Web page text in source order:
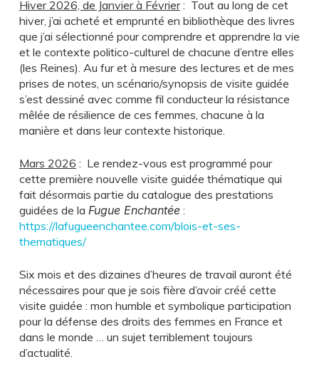
Hiver 2026, de Janvier à Février: Tout au long de cet
hiver, j’ai acheté et emprunté en bibliothèque des livres
que j’ai sélectionné pour comprendre et apprendre la vie
et le contexte politico-culturel de chacune d’entre elles
(les Reines). Au fur et à mesure des lectures et de mes
prises de notes, un scénario/synopsis de visite guidée
s’est dessiné avec comme fil conducteur la résistance
mêlée de résilience de ces femmes, chacune à la
manière et dans leur contexte historique.
Mars 2026 : Le rendez-vous est programmé pour
cette première nouvelle visite guidée thématique qui
fait désormais partie du catalogue des prestations
guidées de la Fugue Enchantée:
https://lafugueenchantee.com/blois-et-ses-
thematiques/
Six mois et des dizaines d’heures de travail auront été
nécessaires pour que je sois fière d’avoir créé cette
visite guidée : mon humble et symbolique participation
pour la défense des droits des femmes en France et
dans le monde … un sujet terriblement toujours
d’actualité.